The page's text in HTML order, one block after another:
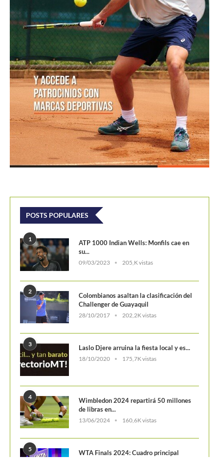
POSTS POPULARES
1
ATP 1000 Indian Wells: Monfils cae en
su...
2
Colombianos asaltan la clasificación del
Challenger de Guayaquil
3 Laslo Djere arruina la fiesta local y es...
4
Wimbledon 2024 repartirá 50 millones
de libras en...